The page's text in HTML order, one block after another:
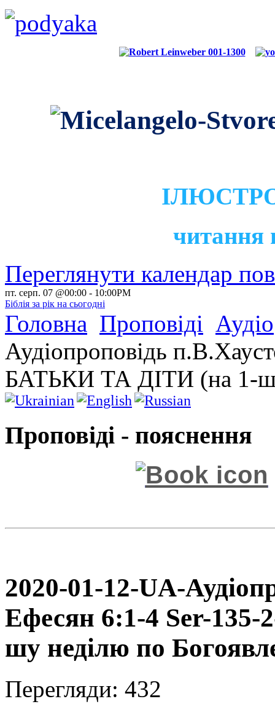
читання
Переглянути календар
пт. серп. 07 @00:00 - 10:00PM
Біблія за рік на сьогодні
Головна Проповіді Аудіо
Аудіопроповідь
БАТЬКИ ТА ДІТИ (на 1-
Проповіді - пояснення
2020-01-12-UA-
Ефесян 6:1-4 Ser-
шу неділю по
Перегляди: 432